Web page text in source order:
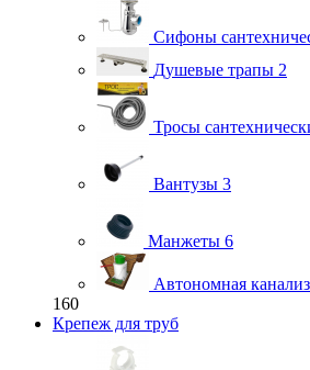
Сифоны
Душевые трапы 2
Тросы
Вантузы 3
Манжеты 6
Автономная
160
Крепеж для труб